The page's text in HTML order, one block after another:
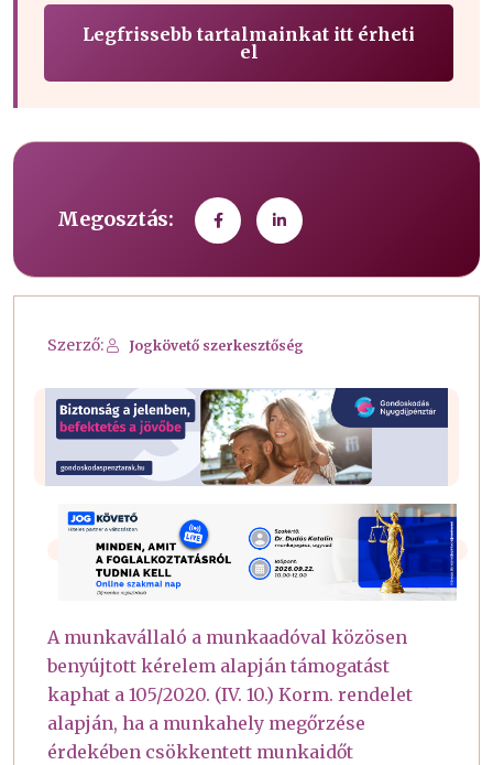
Legfrissebb tartalmainkat itt érheti
el
Megosztás:
Szerző: Jogkövető szerkesztőség
A munkavállaló a munkaadóval közösen
benyújtott kérelem alapján támogatást
kaphat a 105/2020. (IV. 10.) Korm. rendelet
alapján, ha a munkahely megőrzése
érdekében csökkentett munkaidőt